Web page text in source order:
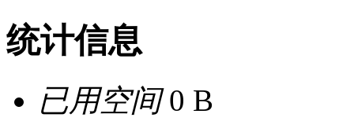
统计信息
已用空间0 B